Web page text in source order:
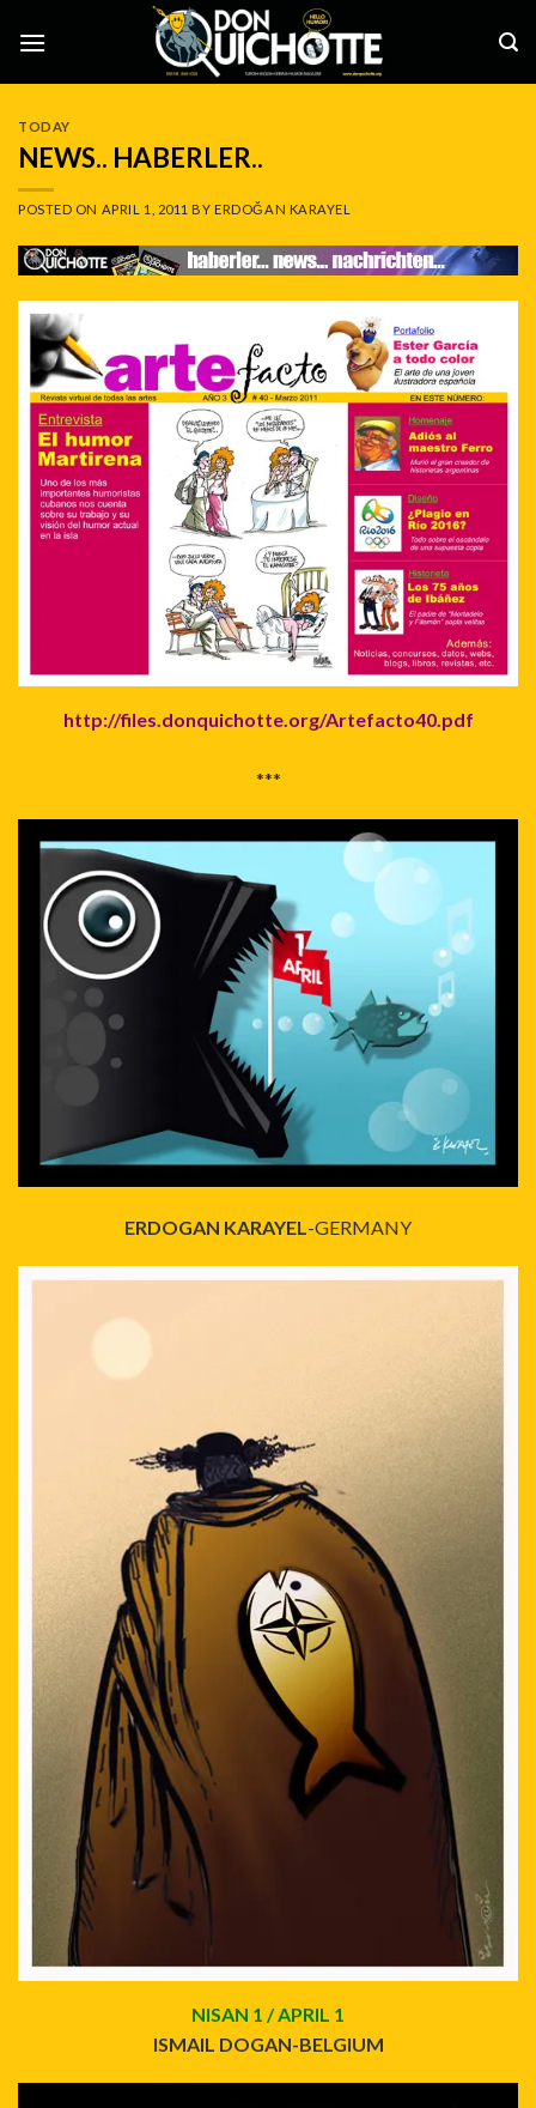
TODAY
NEWS.. HABERLER..
POSTED ON APRIL 1, 2011 BYERDOĞAN KARAYEL
http://files.donquichotte.org/Artefacto40.pdf
***
ERDOGAN KARAYEL -GERMANY
NISAN 1 / APRIL 1
ISMAIL DOGAN-BELGIUM